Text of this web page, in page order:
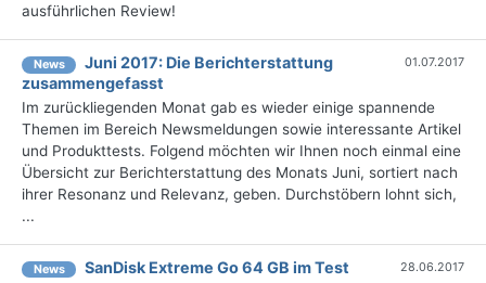
ausführlichen Review!
News
Juni 2017: Die Berichterstattung
zusammengefasst
01.07.2017
Im zurückliegenden Monat gab es wieder einige spannende
Themen im Bereich Newsmeldungen sowie interessante Artikel
und Produkttests. Folgend möchten wir Ihnen noch einmal eine
Übersicht zur Berichterstattung des Monats Juni, sortiert nach
ihrer Resonanz und Relevanz, geben. Durchstöbern lohnt sich,
...
News SanDisk Extreme Go 64 GB im Test 28.06.2017